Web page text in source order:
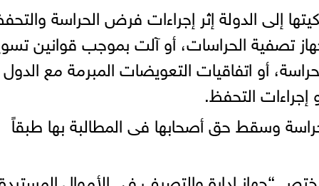
إلى الدولة إثر إجراءات فرض الحراسة
تصفية الحراسات، أو آلت بموجب قوانين
أو اتفاقيات التعويضات المبرمة مع الدول
إجراءات التحفظ.
وسقط حق أصحابها فى المطالبة بها طبقاً
“جهاز إدارة والتصرف فى الأموال